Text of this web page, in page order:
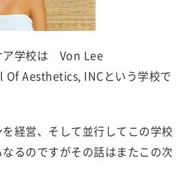
ア学校は Von Lee
Aesthetics, INCという学校で
経営、そして並行してこの学校
るのですがその話はまたこの次